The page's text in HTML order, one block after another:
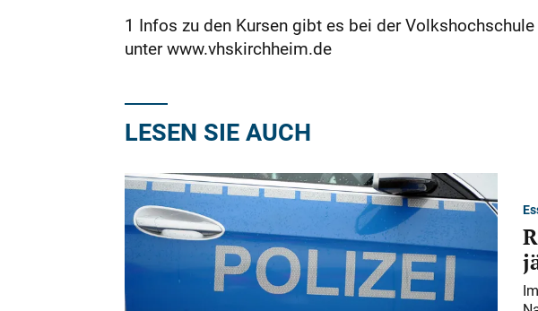
1 Infos zu den Kursen gibt es bei der
unter www.vhskirchheim.de
LESEN SIE AUCH